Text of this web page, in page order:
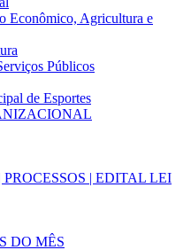
Econômico, Agricultura e
Públicos
de Esportes
| EDITAL LEI
DO MÊS